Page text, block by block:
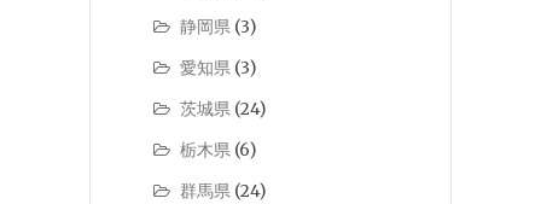
静岡県 (3)
愛知県 (3)
茨城県 (24)
栃木県 (6)
群馬県 (24)